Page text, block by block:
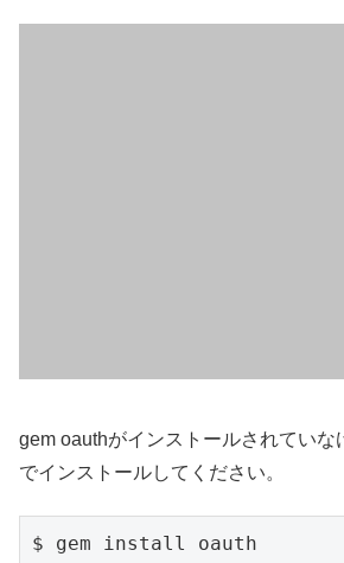
gem oauthがインストールされていな
でインストールしてください。
$ gem install oauth